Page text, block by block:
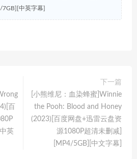
7GB][中英字幕]
百
英
下一篇
[小熊维尼：血染蜂蜜]Winnie
the Pooh: Blood and Honey
(2023)[百度网盘+迅雷云盘资
源1080P超清未删减]
[MP4/5GB][中文字幕]